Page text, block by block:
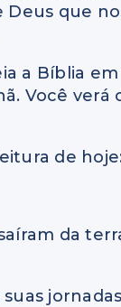
que
a Bíblia em
Você verá
de
da
suas